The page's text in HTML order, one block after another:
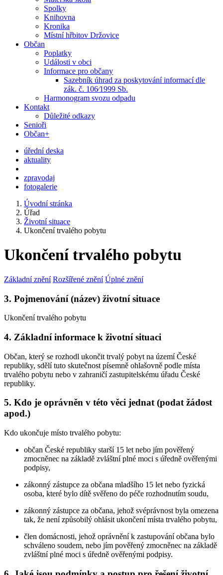
Spolky
Knihovna
Kronika
Místní hřbitov Držovice
Občan
Poplatky
Události v obci
Informace pro občany
Sazebník úhrad za poskytování informací dle
zák. č. 106⁄1999 Sb.
Harmonogram svozu odpadu
Kontakt
Důležité odkazy
Senioři
Občan+
úřední deska
aktuality
zpravodaj
fotogalerie
Úvodní stránka
Úřad
Životní situace
Ukončení trvalého pobytu
Ukončení trvalého pobytu
Základní znění Rozšířené znění Úplné znění
3. Pojmenování (název) životní situace
Ukončení trvalého pobytu
4. Základní informace k životní situaci
Občan, který se rozhodl ukončit trvalý pobyt na území České
republiky, sdělí tuto skutečnost písemně ohlašovně podle místa
trvalého pobytu nebo v zahraničí zastupitelskému úřadu České
republiky.
5. Kdo je oprávněn v této věci jednat (podat žádost
apod.)
Kdo ukončuje místo trvalého pobytu:
občan České republiky starší 15 let nebo jím pověřený
zmocněnec na základě zvláštní plné moci s úředně ověřenými
podpisy,
zákonný zástupce za občana mladšího 15 let nebo fyzická
osoba, které bylo dítě svěřeno do péče rozhodnutím soudu,
zákonný zástupce za občana, jehož svéprávnost byla omezena
tak, že není způsobilý ohlásit ukončení místa trvalého pobytu,
člen domácnosti, jehož oprávnění k zastupování občana bylo
schváleno soudem, nebo jím pověřený zmocněnec na základě
zvláštní plné moci s úředně ověřenými podpisy.